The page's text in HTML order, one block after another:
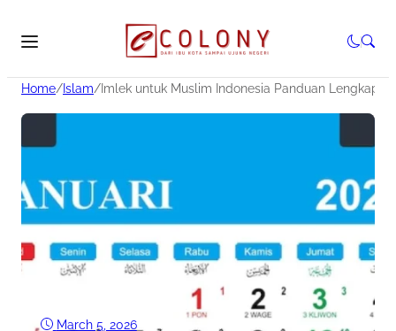
Home/Islam/ Imlek untuk Muslim Indonesia Panduan Lengkap
March 5, 2026•